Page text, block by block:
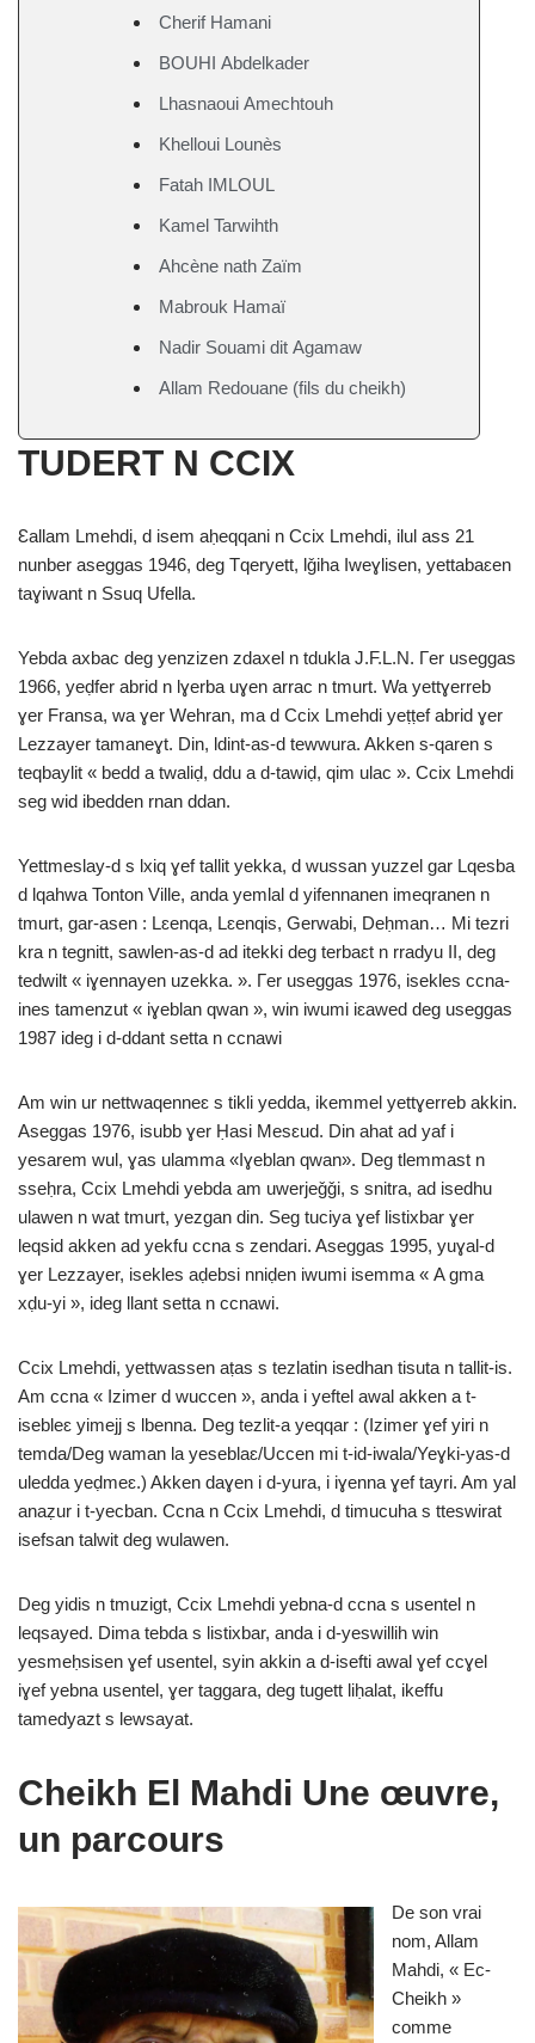
Cherif Hamani
BOUHI Abdelkader
Lhasnaoui Amechtouh
Khelloui Lounès
Fatah IMLOUL
Kamel Tarwihth
Ahcène nath Zaïm
Mabrouk Hamaï
Nadir Souami dit Agamaw
Allam Redouane (fils du cheikh)
TUDERT N CCIX
Ɛallam Lmehdi, d isem aḥeqqani n Ccix Lmehdi, ilul ass 21
nunber aseggas 1946, deg Tqeryett, lǧiha Iweɣlisen, yettabaɛen
taɣiwant n Ssuq Ufella.
Yebda axbac deg yenzizen zdaxel n tdukla J.F.L.N. Γer useggas
1966, yeḍfer abrid n lɣerba uɣen arrac n tmurt. Wa yettɣerreb
ɣer Fransa, wa ɣer Wehran, ma d Ccix Lmehdi yeṭṭef abrid ɣer
Lezzayer tamaneɣt. Din, ldint-as-d tewwura. Akken s-qaren s
teqbaylit « bedd a twaliḍ, ddu a d-tawiḍ, qim ulac ». Ccix Lmehdi
seg wid ibedden rnan ddan.
Yettmeslay-d s lxiq ɣef tallit yekka, d wussan yuzzel gar Lqesba
d lqahwa Tonton Ville, anda yemlal d yifennanen imeqranen n
tmurt, gar-asen : Lɛenqa, Lɛenqis, Gerwabi, Deḥman… Mi tezri
kra n tegnitt, sawlen-as-d ad itekki deg terbaɛt n rradyu II, deg
tedwilt « iɣennayen uzekka. ». Γer useggas 1976, isekles ccna-
ines tamenzut « iɣeblan qwan », win iwumi iɛawed deg useggas
1987 ideg i d-ddant setta n ccnawi
Am win ur nettwaqenneɛ s tikli yedda, ikemmel yettɣerreb akkin.
Aseggas 1976, isubb ɣer Ḥasi Mesɛud. Din ahat ad yaf i
yesarem wul, ɣas ulamma «Iɣeblan qwan». Deg tlemmast n
sseḥra, Ccix Lmehdi yebda am uwerjeǧǧi, s snitra, ad isedhu
ulawen n wat tmurt, yezgan din. Seg tuciya ɣef listixbar ɣer
leqsid akken ad yekfu ccna s zendari. Aseggas 1995, yuɣal-d
ɣer Lezzayer, isekles aḍebsi nniḍen iwumi isemma « A gma
xḍu-yi », ideg llant setta n ccnawi.
Ccix Lmehdi, yettwassen aṭas s tezlatin isedhan tisuta n tallit-is.
Am ccna « Izimer d wuccen », anda i yeftel awal akken a t-
isebleɛ yimejj s lbenna. Deg tezlit-a yeqqar : (Izimer ɣef yiri n
temda/Deg waman la yeseblaɛ/Uccen mi t-id-iwala/Yeɣki-yas-d
uledda yeḍmeɛ.) Akken daɣen i d-yura, i iɣenna ɣef tayri. Am yal
anaẓur i t-yecban. Ccna n Ccix Lmehdi, d timucuha s tteswirat
isefsan talwit deg wulawen.
Deg yidis n tmuzigt, Ccix Lmehdi yebna-d ccna s usentel n
leqsayed. Dima tebda s listixbar, anda i d-yeswillih win
yesmeḥsisen ɣef usentel, syin akkin a d-isefti awal ɣef ccɣel
iɣef yebna usentel, ɣer taggara, deg tugett liḥalat, ikeffu
tamedyazt s lewsayat.
Cheikh El Mahdi Une œuvre,
un parcours
De son vrai
nom, Allam
Mahdi, « Ec-
Cheikh »
comme